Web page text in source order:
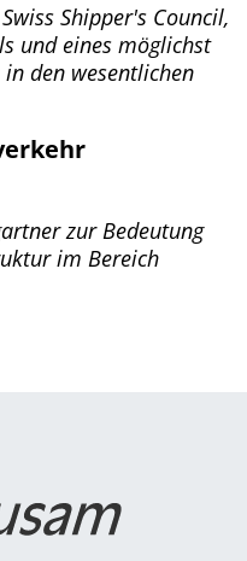
Shipper's Council,
und eines möglichst
den wesentlichen
zur Bedeutung
im Bereich